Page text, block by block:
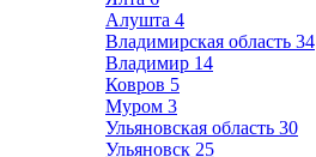
Алушта 4
Владимирская область 34
Владимир 14
Ковров 5
Муром 3
Ульяновская область 30
Ульяновск 25